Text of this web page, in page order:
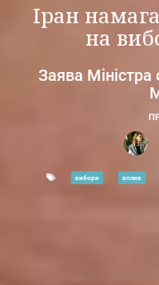
Іран
на
Заява
вибори вплив